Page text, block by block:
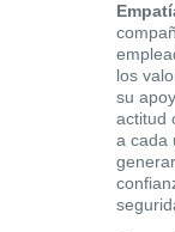
los
su
actitud
a cada